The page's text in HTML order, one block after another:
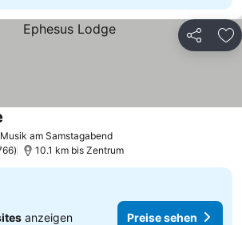
Teilen
am SamstagabendPreise sehen
10.1 km bis Zentrum
anzeigen Preise sehen